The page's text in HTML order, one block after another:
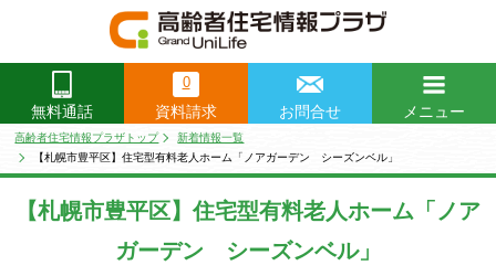
無料通話
0
資料請求 お問合せ
メニュー
高齢者住宅情報プラザトップ
新着情報一覧
【札幌市豊平区】住宅型有料老人ホーム「ノアガーデン シーズンベル」
【札幌市豊平区】住宅型有料老人ホーム「ノア
ガーデン シーズンベル」